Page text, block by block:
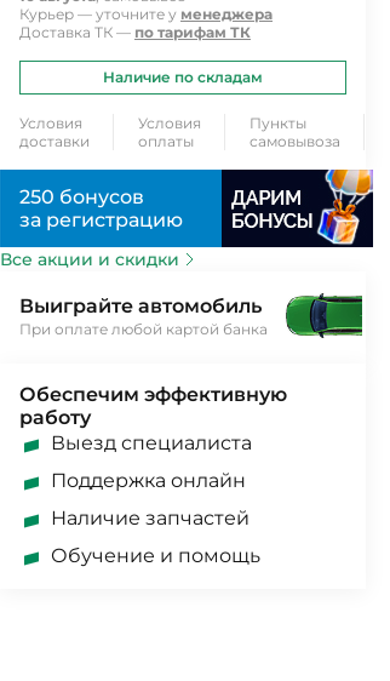
Курьер — уточните у менеджера
Доставка ТК — по тарифам ТК
Наличие по складам
Условия
доставки
Условия
оплаты
Пункты
самовывоза
250 бонусов
за регистрацию
Все акции и скидки
Выиграйте автомобиль
При оплате любой картой банка
Обеспечим эффективную
работу
Выезд специалиста
Поддержка онлайн
Наличие запчастей
Обучение и помощь